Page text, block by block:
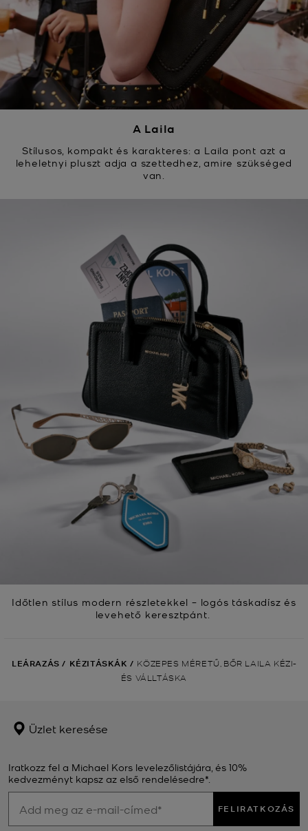
A Laila
Stílusos, kompakt és karakteres: a Laila pont azt a
leheletnyi pluszt adja a szettedhez, amire szükséged
van.
Időtlen stílus modern részletekkel – logós táskadísz és
levehető keresztpánt.
LEÁRAZÁS / KÉZITÁSKÁK / KÖZEPES MÉRETŰ, BŐR LAILA KÉZI-
ÉS VÁLLTÁSKA
Üzlet keresése
Iratkozz fel a Michael Kors levelezőlistájára, és 10%
kedvezményt kapsz az első rendelésedre*.
FELIRATKOZÁS